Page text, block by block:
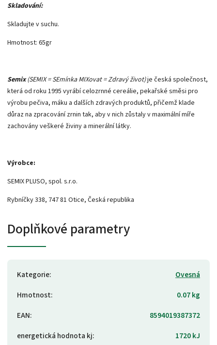
Skladování:
Skladujte v suchu.
Hmotnost: 65gr
Semix(SEMIX = SEmínka MIXovat = Zdravý život)je česká společnost,
která od roku 1995 vyrábí celozrnné cereálie, pekařské směsi pro
výrobu pečiva, máku a dalších zdravých produktů, přičemž klade
důraz na zpracování zrnin tak, aby v nich zůstaly v maximální míře
zachovány veškeré živiny a minerální látky.
Výrobce:
SEMIX PLUSO, spol. s.r.o.
Rybníčky 338, 747 81 Otice, Česká republika
Doplňkové parametry
Kategorie:
Ovesná
Hmotnost:
0.07 kg
EAN:
8594019387372
energetická hodnota kj:
1720 kJ